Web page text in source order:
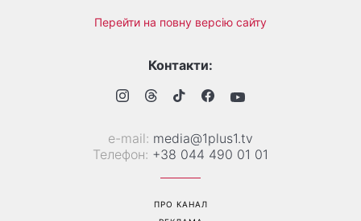
Перейти на повну версію сайту
Контакти:
е-mail: media@1plus1.tv
Телефон: +38 044 490 01 01
ПРО КАНАЛ